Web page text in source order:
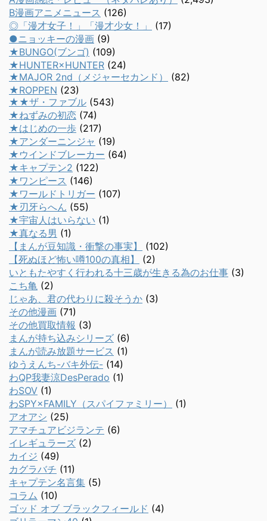
B漫画アニメニュース (126)
◎「漫才女子！」「漫才少女！」
(17)
●ニョッキーの漫画 (9)
★BUNGO(ブンゴ) (109)
★HUNTER×HUNTER (24)
★MAJOR 2nd（メジャーセカンド）
(82)
★ROPPEN (23)
★★ザ・ファブル (543)
★ねずみの初恋 (74)
★はじめの一歩 (217)
★アンダーニンジャ (19)
★ウインドブレーカー (64)
★キャプテン2 (122)
★ワンピース (146)
★ワールドトリガー (107)
★刃牙らへん (55)
★宇宙人はいらない (1)
★真なる男 (1)
【まんが豆知識・衝撃の事実】
(102)
【死ぬほど怖い噂100の真相】
(2)
いともたやすく行われる十三歳が生きる為のお仕事 (3)
こち亀 (2)
じゃあ、君の代わりに殺そうか (3)
その他漫画 (71)
その他買取情報 (3)
まんが持ち込みシリーズ (6)
まんが読み放題サービス (1)
ゆうえんち-バキ外伝- (14)
わQP我妻涼DesPerado (1)
わSOV (1)
わSPY×FAMILY（スパイファミリー）
(1)
アオアシ (25)
アマチュアビジランテ (6)
イレギュラーズ (2)
カイジ (49)
カグラバチ (11)
キャプテン名言集 (5)
コラム (10)
ゴッド オブ ブラックフィールド (4)